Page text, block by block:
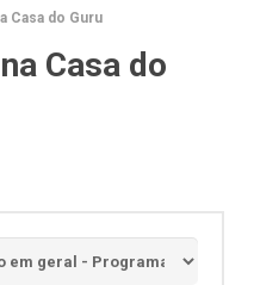
Casa do Guru
Casa do